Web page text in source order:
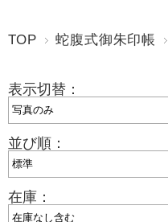
TOP 蛇腹式御朱印帳
表示切替：
並び順：
在庫：